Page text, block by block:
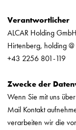
Verantwortlicher
ALCAR Holding
Hirtenberg, holding
+43 2256 801-119
Zwecke der
Wenn Sie mit uns
Mail Kontakt
verarbeiten wir die